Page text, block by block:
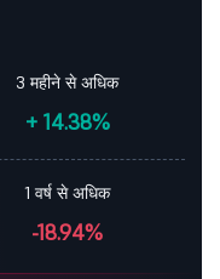
3 महीने से अधिक
+14.38%
1 वर्ष से अधिक
-18.94%